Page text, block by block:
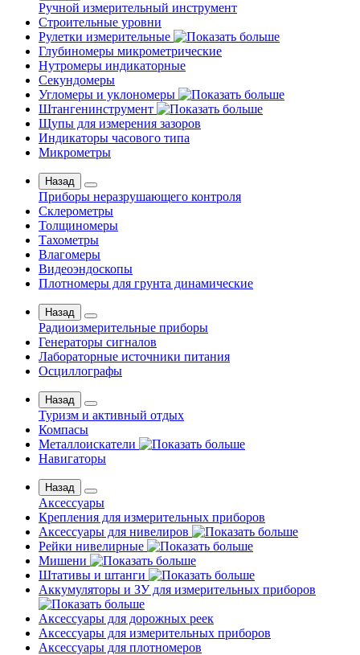
Ручной измерительный инструмент
Строительные уровни
Рулетки измерительные
Глубиномеры микрометрические
Нутромеры индикаторные
Секундомеры
Угломеры и уклономеры
Штангенинструмент
Щупы для измерения зазоров
Индикаторы часового типа
Микрометры
Назад
Приборы неразрушающего контроля
Склерометры
Толщиномеры
Тахометры
Влагомеры
Видеоэндоскопы
Плотномеры для грунта динамические
Назад
Радиоизмерительные приборы
Генераторы сигналов
Лабораторные источники питания
Осциллографы
Назад
Туризм и активный отдых
Компасы
Металлоискатели
Навигаторы
Назад
Аксессуары
Крепления для измерительных приборов
Аксессуары для нивелиров
Рейки нивелирные
Мишени
Штативы и штанги
Аккумуляторы и ЗУ для измерительных приборов
Аксессуары для дорожных реек
Аксессуары для измерительных приборов
Аксессуары для плотномеров